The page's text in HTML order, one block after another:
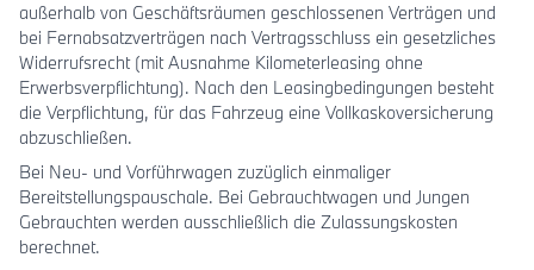
außerhalb von Geschäftsräumen geschlossenen Verträgen und
bei Fernabsatzverträgen nach Vertragsschluss ein gesetzliches
Widerrufsrecht (mit Ausnahme Kilometerleasing ohne
Erwerbsverpflichtung). Nach den Leasingbedingungen besteht
die Verpflichtung, für das Fahrzeug eine Vollkaskoversicherung
abzuschließen.
Bei Neu- und Vorführwagen zuzüglich einmaliger
Bereitstellungspauschale. Bei Gebrauchtwagen und Jungen
Gebrauchten werden ausschließlich die Zulassungskosten
berechnet.